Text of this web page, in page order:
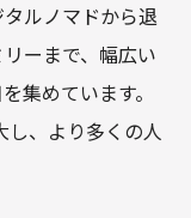
ルノマドから退
ーまで、幅広い
集めています。
し、より多くの人